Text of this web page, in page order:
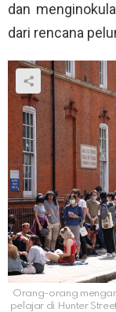
dan
dari rencana
Orang-orang
pelajar di Hunter